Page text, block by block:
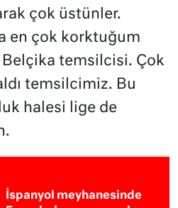
çok üstünler.
en çok korktuğum
temsilcisi. Çok
temsilcimiz. Bu
halesi lige de
İspanyol meyhanesinde